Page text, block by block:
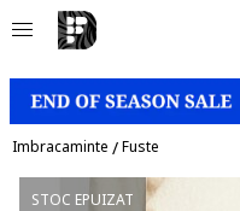
Imbracaminte /Fuste
STOC EPUIZAT